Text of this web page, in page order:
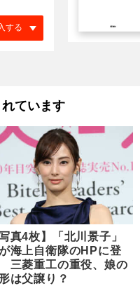
する
ています
写真4枚】「北川景子」
海上自衛隊のHPに登
三菱重工の重役、娘の
は父譲り？